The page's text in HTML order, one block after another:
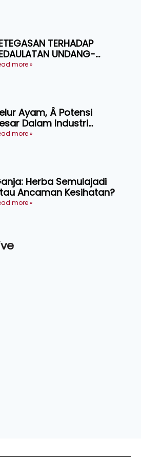
TERHADAP
UNDANG-
ASAS KEPADA
more »
Ayam, Â Potensi
Dalam Industri
Kosmetik dan
more »
Herba Semulajadi
Ancaman Kesihatan?
more »